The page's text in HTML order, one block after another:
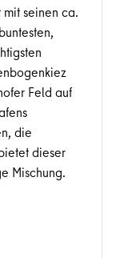
mit seinen ca.
Feld auf
die
dieser
Mischung.